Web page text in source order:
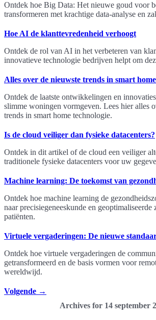
Ontdek hoe Big Data: Het nieuwe goud voor
transformeren met krachtige data-analyse en
Hoe AI de klanttevredenheid verhoogt
Ontdek de rol van AI in het verbeteren van
innovatieve technologie bedrijven helpt om
Alles over de nieuwste trends in smart
Ontdek de laatste ontwikkelingen en
slimme woningen vormgeven. Lees hier alles
trends in smart home technologie.
Is de cloud veiliger dan fysieke datacenters?
Ontdek in dit artikel of de cloud een veiliger
traditionele fysieke datacenters voor uw
Machine learning: De toekomst van
Ontdek hoe machine learning de
naar precisiegeneeskunde en geoptimaliseerde
patiënten.
Virtuele vergaderingen: De nieuwe
Ontdek hoe virtuele vergaderingen de
getransformeerd en de basis vormen voor
wereldwijd.
Volgende →
Archives for 14 september